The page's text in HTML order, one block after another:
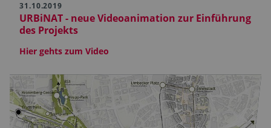
31.10.2019
URBiNAT - neue Videoanimation zur Einführung
des Projekts
Hier gehts zum Video